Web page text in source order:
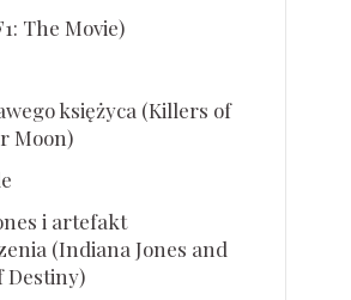
The Movie)
księżyca (Killers of
Moon)
i artefakt
(Indiana Jones and
Destiny)